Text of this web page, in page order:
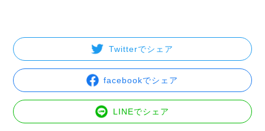
Twitterでシェア
facebookでシェア
LINEでシェア